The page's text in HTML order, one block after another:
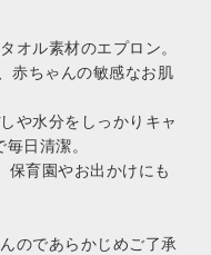
オル素材のエプロン。
赤ちゃんの敏感なお肌
や水分をしっかりキャ
日清潔。
保育園やお出かけにも
のであらかじめご了承